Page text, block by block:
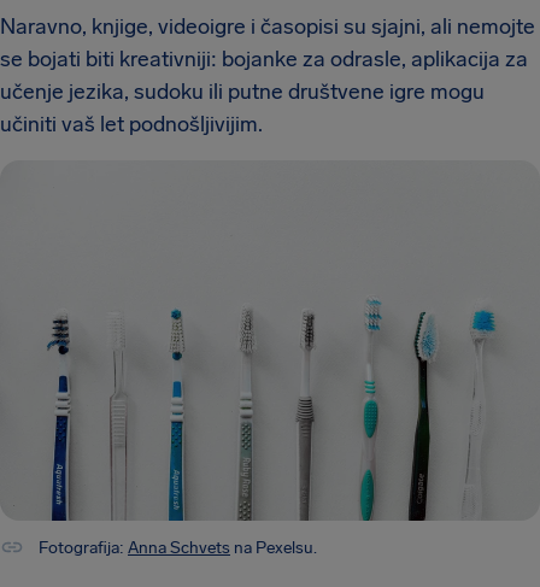
Naravno, knjige, videoigre i časopisi su sjajni, ali nemojte
se bojati biti kreativniji: bojanke za odrasle, aplikacija za
učenje jezika, sudoku ili putne društvene igre mogu
učiniti vaš let podnošljivijim.
Fotografija: Anna Schvets na Pexelsu.